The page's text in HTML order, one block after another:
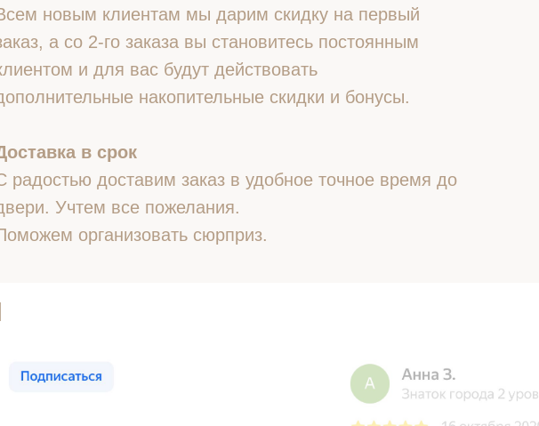
новым клиентам мы дарим скидку на первый
а со 2-го заказа вы становитесь постоянным
и для вас будут действовать
накопительные скидки и бонусы.
в срок
радостью доставим заказ в удобное точное время до
Учтем все пожелания.
организовать сюрприз.